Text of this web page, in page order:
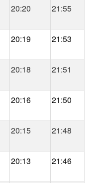
20:20 21:55
20:19 21:53
20:18 21:51
20:16 21:50
20:15 21:48
20:13 21:46